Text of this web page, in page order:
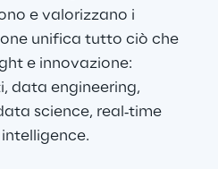
e valorizzano i
unifica tutto ciò che
e innovazione:
data engineering,
science, real‑time